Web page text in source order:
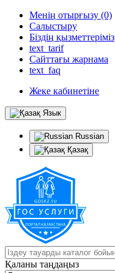
Менің отырғызу (0)
Салыстыру
Біздің қызметтеріміз
text_tarif
Сайттағы жарнама
text_faq
Жеке кабинетіне
Язык
Russian
Қазақ
Қаланы таңдаңыз